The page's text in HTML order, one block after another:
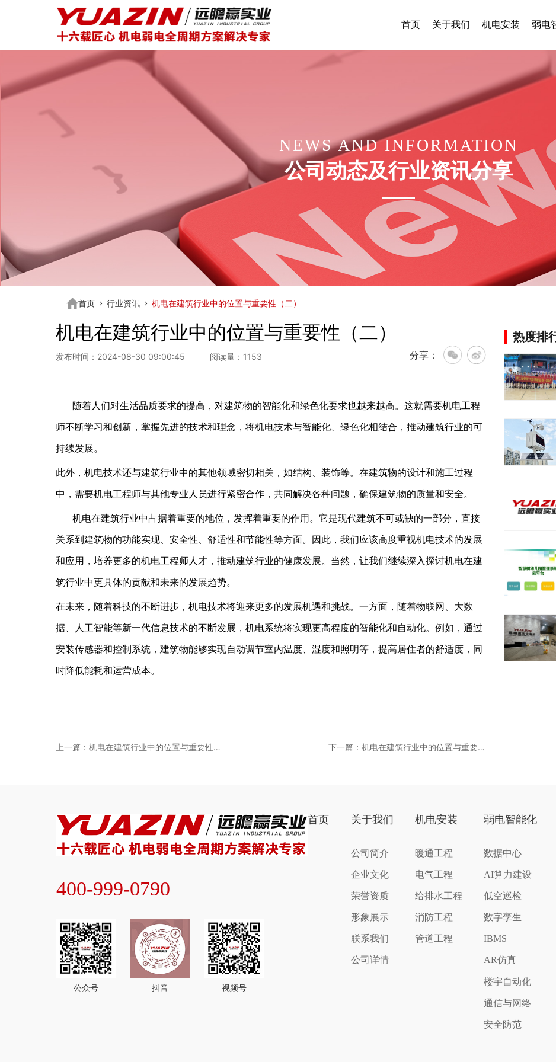
首页 关于我们 机电安装 弱电
NEWS AND INFORMATION
公司动态及行业资讯分享
首页 行业资讯 机电在建筑行业中的位置与重要性（二）
机电在建筑行业中的位置与重要性（二）
发布时间：2024-08-30 09:00:45 阅读量：1153 分享：
随着人们对生活品质要求的提高，对建筑物的智能化和绿色化要求也越来越高。这就需要机电工程
师不断学习和创新，掌握先进的技术和理念，将机电技术与智能化、绿色化相结合，推动建筑行业的可
持续发展。
此外，机电技术还与建筑行业中的其他领域密切相关，如结构、装饰等。在建筑物的设计和施工过程
中，需要机电工程师与其他专业人员进行紧密合作，共同解决各种问题，确保建筑物的质量和安全。
机电在建筑行业中占据着重要的地位，发挥着重要的作用。它是现代建筑不可或缺的一部分，直接
关系到建筑物的功能实现、安全性、舒适性和节能性等方面。因此，我们应该高度重视机电技术的发展
和应用，培养更多的机电工程师人才，推动建筑行业的健康发展。当然，让我们继续深入探讨机电在建
筑行业中更具体的贡献和未来的发展趋势。
在未来，随着科技的不断进步，机电技术将迎来更多的发展机遇和挑战。一方面，随着物联网、大数
据、人工智能等新一代信息技术的不断发展，机电系统将实现更高程度的智能化和自动化。例如，通过
安装传感器和控制系统，建筑物能够实现自动调节室内温度、湿度和照明等，提高居住者的舒适度，同
时降低能耗和运营成本。
上一篇：机电在建筑行业中的位置与重要性
下一篇：机电在建筑行业中的位置与重要性
热度排
400-999-0790
公众号 抖音 视频号
首页 关于我们
公司简介
企业文化
荣誉资质
形象展示
联系我们
公司详情
机电安装
暖通工程
电气工程
给排水工程
消防工程
管道工程
弱电智能化
数据中心
AI算力建设
低空巡检
数字孪生
IBMS
AR仿真
楼宇自动化
通信与网络
安全防范